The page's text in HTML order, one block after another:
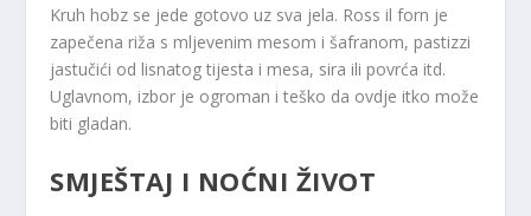
Kruh hobz se jede gotovo uz sva jela. Ross il forn je
zapečena riža s mljevenim mesom i šafranom, pastizzi
jastučići od lisnatog tijesta i mesa, sira ili povrća itd.
Uglavnom, izbor je ogroman i teško da ovdje itko može
biti gladan.
SMJEŠTAJ I NOĆNI ŽIVOT